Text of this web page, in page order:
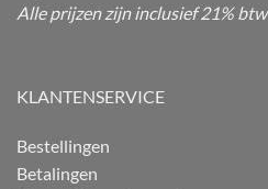
Alle prijzen zijn inclusief 21% btw
KLANTENSERVICE
Bestellingen
Betalingen